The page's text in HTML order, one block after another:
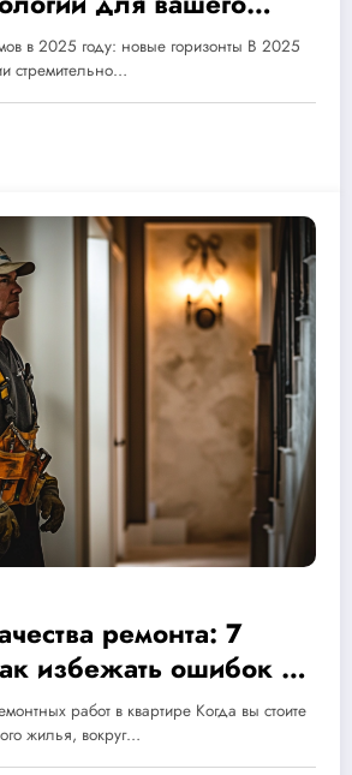
дома
в 2025 году: новые горизонты В 2025
стремительно…
ремонта: 7
избежать ошибок и
дом для семьи
работ в квартире Когда вы стоите
жилья, вокруг…